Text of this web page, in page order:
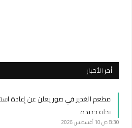
أخر الأخبار
مطعم الغدير في صور يعلن عن إعادة
بحلة جديدة
8:30 ص 10 أغسطس 2026